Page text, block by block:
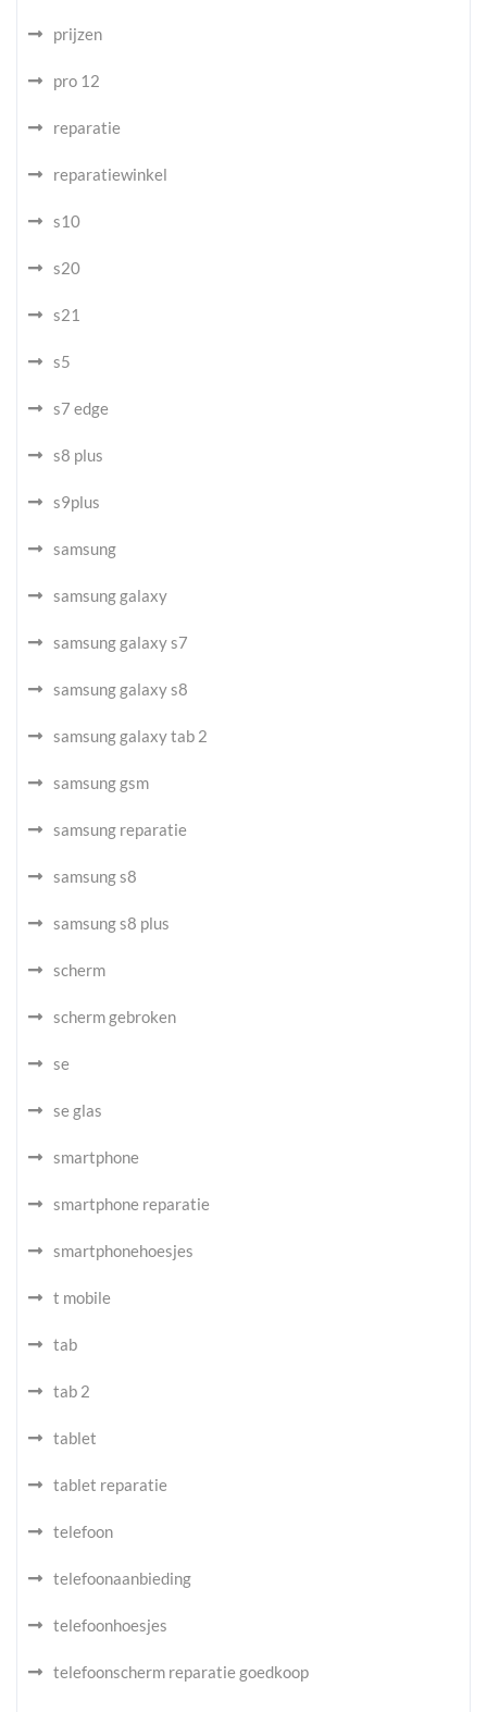
prijzen
pro 12
reparatie
reparatiewinkel
s10
s20
s21
s5
s7 edge
s8 plus
s9plus
samsung
samsung galaxy
samsung galaxy s7
samsung galaxy s8
samsung galaxy tab 2
samsung gsm
samsung reparatie
samsung s8
samsung s8 plus
scherm
scherm gebroken
se
se glas
smartphone
smartphone reparatie
smartphonehoesjes
t mobile
tab
tab 2
tablet
tablet reparatie
telefoon
telefoonaanbieding
telefoonhoesjes
telefoonscherm reparatie goedkoop